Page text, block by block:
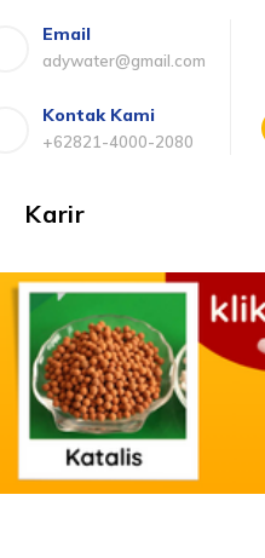
Email
adywater@gmail.com
Kontak Kami
+62821-4000-2080
Karir